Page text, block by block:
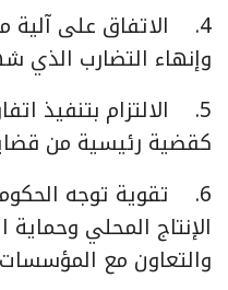
4. الاتفاق على آلية
وإنهاء التضارب الذي
5. الالتزام بتنفيذ
كقضية رئيسية من
6. تقوية توجه
الإنتاج المحلي
والتعاون مع المؤسسات